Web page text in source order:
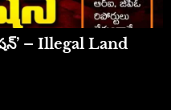
– Illegal Land